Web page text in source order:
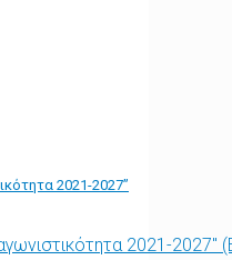
2021-2027”
2021-